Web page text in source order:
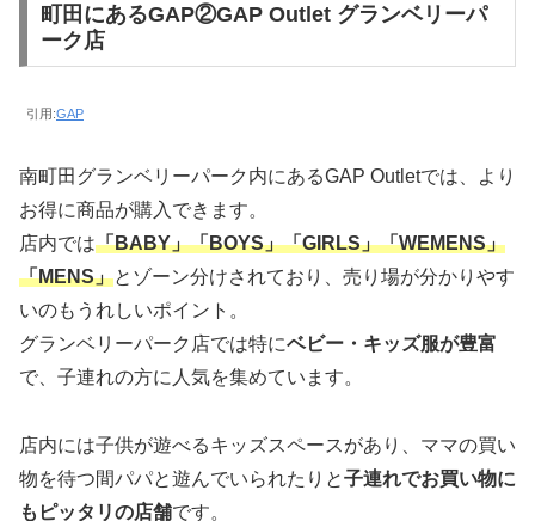
町田にあるGAP②GAP Outlet グランベリーパ
ーク店
引用:GAP
南町田グランベリーパーク内にあるGAP Outletでは、より
お得に商品が購入できます。
店内では「BABY」「BOYS」「GIRLS」「WEMENS」
「MENS」とゾーン分けされており、売り場が分かりやす
いのもうれしいポイント。
グランベリーパーク店では特にベビー・キッズ服が豊富
で、子連れの方に人気を集めています。
店内には子供が遊べるキッズスペースがあり、ママの買い
物を待つ間パパと遊んでいられたりと子連れでお買い物に
もピッタリの店舗です。